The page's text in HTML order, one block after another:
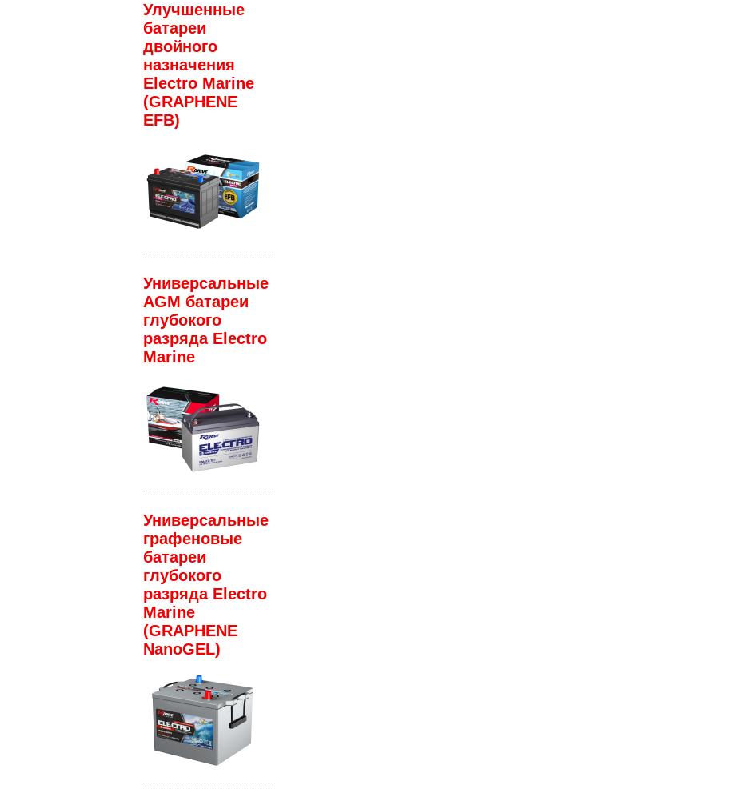
Улучшенные
батареи
двойного
назначения
Electro Marine
(GRAPHENE
EFB)
Универсальные
AGM батареи
глубокого
разряда Electro
Marine
Универсальные
графеновые
батареи
глубокого
разряда Electro
Marine
(GRAPHENE
NanoGEL)